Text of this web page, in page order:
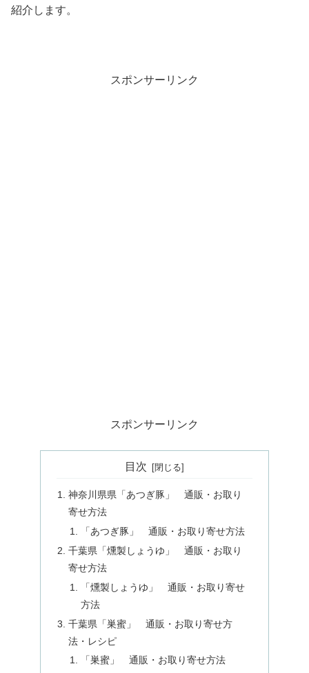
紹介します。
スポンサーリンク
スポンサーリンク
目次
神奈川県県「あつぎ豚」 通販・お取り
寄せ方法
「あつぎ豚」 通販・お取り寄せ方法
千葉県「燻製しょうゆ」 通販・お取り
寄せ方法
「燻製しょうゆ」 通販・お取り寄せ
方法
千葉県「巣蜜」 通販・お取り寄せ方
法・レシピ
「巣蜜」 通販・お取り寄せ方法